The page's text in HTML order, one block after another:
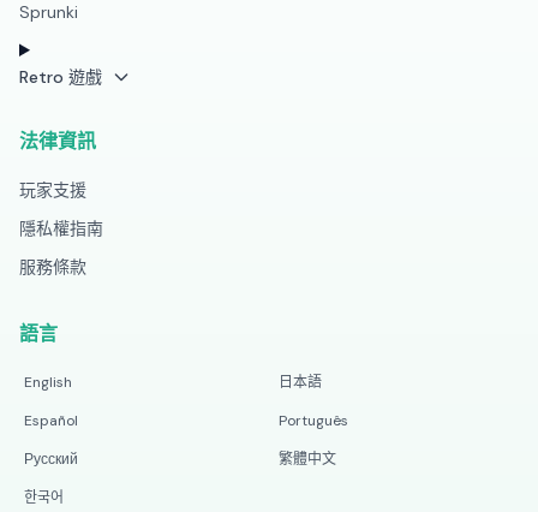
Sprunki
Retro 遊戲
法律資訊
玩家支援
隱私權指南
服務條款
語言
English
日本語
Español
Português
Русский
繁體中文
한국어